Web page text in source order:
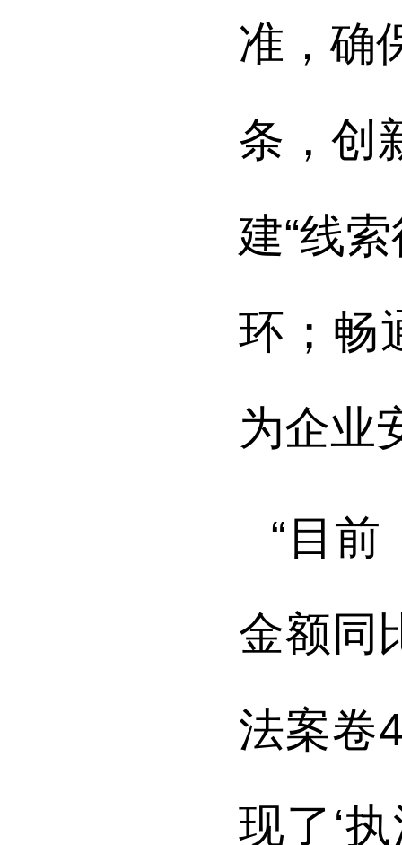
准，确
条，创
建“线
环；畅
为企业
“目
金额同
法案卷
现了‘